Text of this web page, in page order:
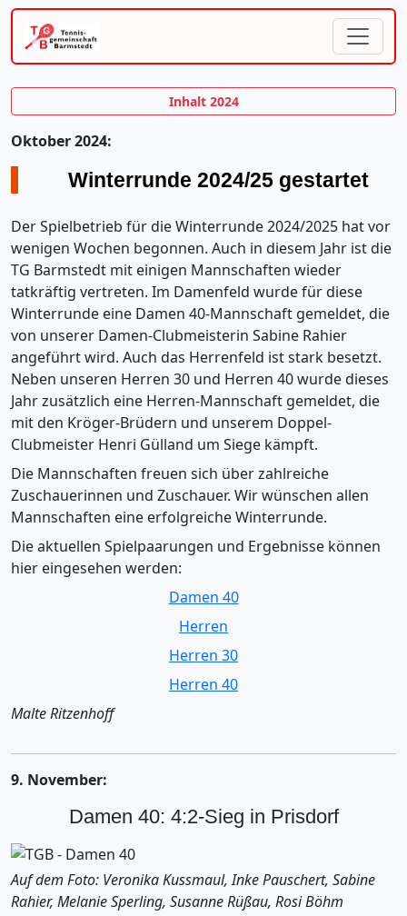
Inhalt 2024
Oktober 2024:
Winterrunde 2024/25 gestartet
Der Spielbetrieb für die Winterrunde 2024/2025 hat vor
wenigen Wochen begonnen. Auch in diesem Jahr ist die
TG Barmstedt mit einigen Mannschaften wieder
tatkräftig vertreten. Im Damenfeld wurde für diese
Winterrunde eine Damen 40-Mannschaft gemeldet, die
von unserer Damen-Clubmeisterin Sabine Rahier
angeführt wird. Auch das Herrenfeld ist stark besetzt.
Neben unseren Herren 30 und Herren 40 wurde dieses
Jahr zusätzlich eine Herren-Mannschaft gemeldet, die
mit den Kröger-Brüdern und unserem Doppel-
Clubmeister Henri Gülland um Siege kämpft.
Die Mannschaften freuen sich über zahlreiche
Zuschauerinnen und Zuschauer. Wir wünschen allen
Mannschaften eine erfolgreiche Winterrunde.
Die aktuellen Spielpaarungen und Ergebnisse können
hier eingesehen werden:
Damen 40
Herren
Herren 30
Herren 40
Malte Ritzenhoff
9. November:
Damen 40: 4:2-Sieg in Prisdorf
Auf dem Foto: Veronika Kussmaul, Inke Pauschert, Sabine
Rahier, Melanie Sperling, Susanne Rüßau, Rosi Böhm